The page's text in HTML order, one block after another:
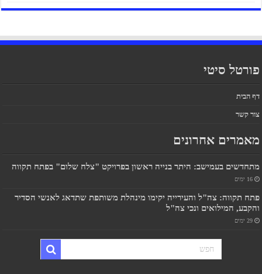
פורטל סיטי
דף הבית
צור קשר
מאמרים אחרונים
מתחדשים בעמישב: היתר בנייה ראשון בפרויקט "צלח שלום" בפתח תקווה
16 ימים
פתח תקווה: צה"ל והעירייה יקימו מינהלת משותפת שתדאג לאנשי הסדיר
והקבע, המילואים ונכי צה"ל
29 ימים